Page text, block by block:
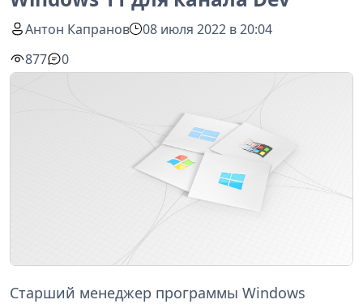
Антон Капранов
08 июля 2022 в 20:04
877
0
Старший менеджер программы Windows